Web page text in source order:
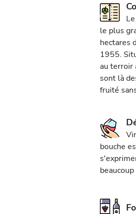
le plus
hectares
1955.
au terroir
sont là
fruité
bouche